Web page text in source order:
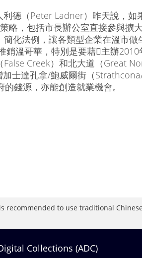
利德（Peter Ladner）昨天說，如
略，包括市長辦公室直接參與擴
化法例，讓各類型企業在溫市做
銷溫哥華，特別是要藉主辦2010
Creek）和北大道（Great
士達孔拿/鮑威爾街（
錢源，亦能創造就業機會。
recommended to use traditional
Collections (ADC)